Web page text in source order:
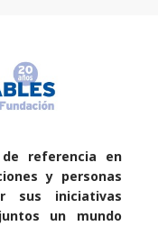
referencia en
y personas
sus iniciativas
un mundo